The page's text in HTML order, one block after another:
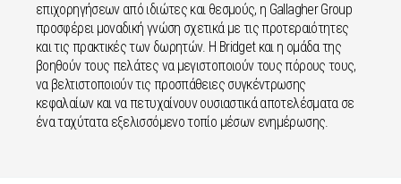
επιχορηγήσεων από ιδιώτες και θεσμούς, η Gallagher Group
προσφέρει μοναδική γνώση σχετικά με τις προτεραιότητες
και τις πρακτικές των δωρητών. Η Bridget και η ομάδα της
βοηθούν τους πελάτες να μεγιστοποιούν τους πόρους τους,
να βελτιστοποιούν τις προσπάθειες συγκέντρωσης
κεφαλαίων και να πετυχαίνουν ουσιαστικά αποτελέσματα σε
ένα ταχύτατα εξελισσόμενο τοπίο μέσων ενημέρωσης.